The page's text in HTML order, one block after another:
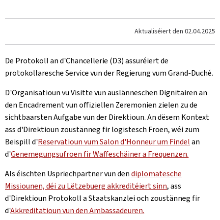
Aktualiséiert den 02.04.2025
De Protokoll an d'Chancellerie (D3) assuréiert de
protokollaresche Service vun der Regierung vum Grand-Duché.
D'Organisatioun vu Visitte vun auslänneschen Dignitairen an
den Encadrement vun offiziellen Zeremonien zielen zu de
sichtbaarsten Aufgabe vun der Direktioun. An dësem Kontext
ass d'Direktioun zoustänneg fir logistesch Froen, wéi zum
Beispill d'Reservatioun vum Salon d'Honneur um Findelan
d'Genemegungsufroen fir Waffeschäiner a Frequenzen.
Als éischten Uspriechpartner vun dendiplomatesche
Missiounen, déi zu Lëtzebuerg akkreditéiert sinn, ass
d'Direktioun Protokoll a Staatskanzlei och zoustänneg fir
d'Akkreditatioun vun den Ambassadeuren.